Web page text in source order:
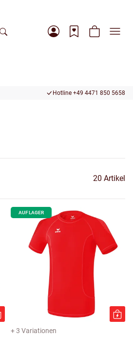
Hotline +49 4471 850 5658
20 Artikel
AUF LAGER
+ 3 Variationen